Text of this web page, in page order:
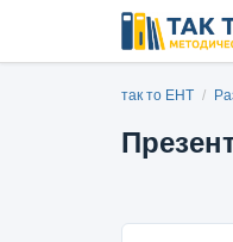
так то ЕНТ /